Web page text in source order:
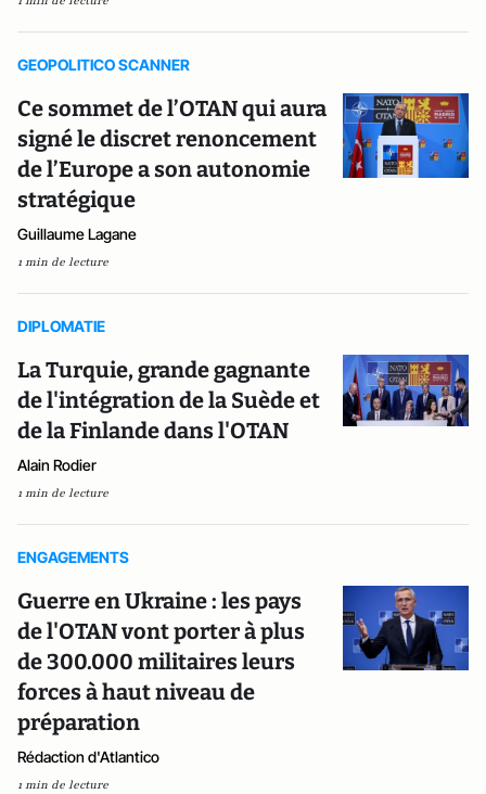
GEOPOLITICO SCANNER
Ce sommet de l’OTAN qui aura
signé le discret renoncement
de l’Europe a son autonomie
stratégique
Guillaume Lagane
1 min de lecture
DIPLOMATIE
La Turquie, grande gagnante
de l'intégration de la Suède et
de la Finlande dans l'OTAN
Alain Rodier
1 min de lecture
ENGAGEMENTS
Guerre en Ukraine : les pays
de l'OTAN vont porter à plus
de 300.000 militaires leurs
forces à haut niveau de
préparation
Rédaction d'Atlantico
1 min de lecture